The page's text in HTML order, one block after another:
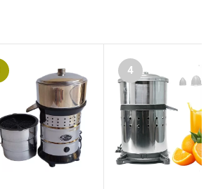
4